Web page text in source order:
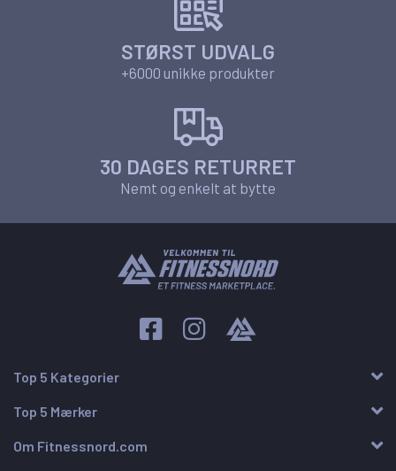
STØRST UDVALG
+6000 unikke produkter
30 DAGES RETURRET
Nemt og enkelt at bytte
Top 5 Kategorier
Top 5 Mærker
Om Fitnessnord.com